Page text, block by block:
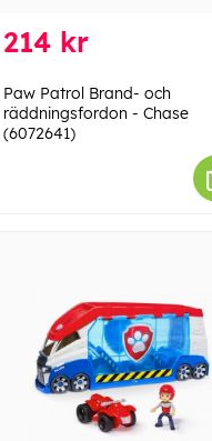
214 kr
Paw Patrol Brand- och
räddningsfordon - Chase
(6072641)